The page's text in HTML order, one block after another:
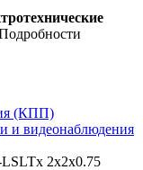
(КПП)
и видеонаблюдения
2х2х0.75